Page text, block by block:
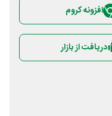
افزونه کروم
دریافت از بازار